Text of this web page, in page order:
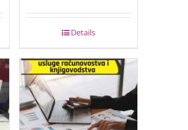
Details